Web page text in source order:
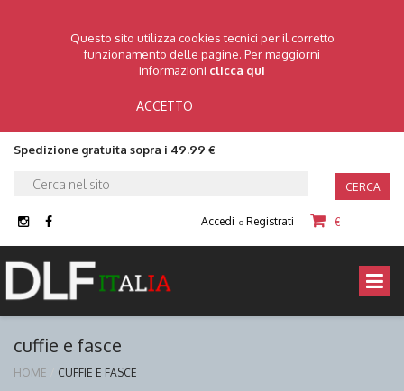
Questo sito utilizza cookies tecnici per il corretto
funzionamento delle pagine. Per maggiorni
informazioni clicca qui
ACCETTO
Spedizione gratuita sopra i 49.99 €
CERCA
Accedi o Registrati €
cuffie e fasce
HOME CUFFIE E FASCE